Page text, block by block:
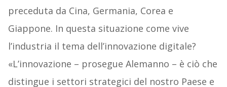
preceduta da Cina, Germania, Corea e
Giappone. In questa situazione come vive
l’industria il tema dell’innovazione digitale?
«L’innovazione – prosegue Alemanno – è ciò che
distingue i settori strategici del nostro Paese e